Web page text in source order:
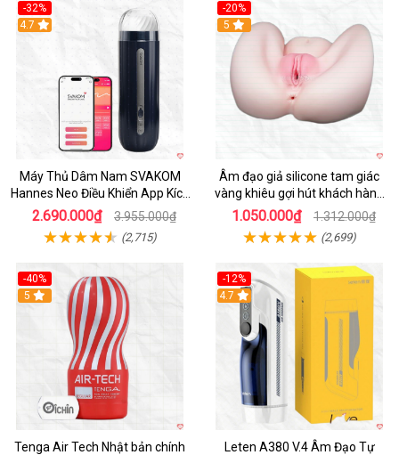
-32%
Hot
4.7
Máy Thủ Dâm Nam SVAKOM
Hannes Neo Điều Khiển App Kích
Thích
2.690.000₫ 3.955.000₫
(2,715)
-20%
Hot
5
Âm đạo giả silicone tam giác
vàng khiêu gợi hút khách hàng
nam
1.050.000₫ 1.312.000₫
(2,699)
-40%
Hot
5
Tenga Air Tech Nhật bản chính
-12%
Hot
4.7
Leten A380 V.4 Âm Đạo Tự